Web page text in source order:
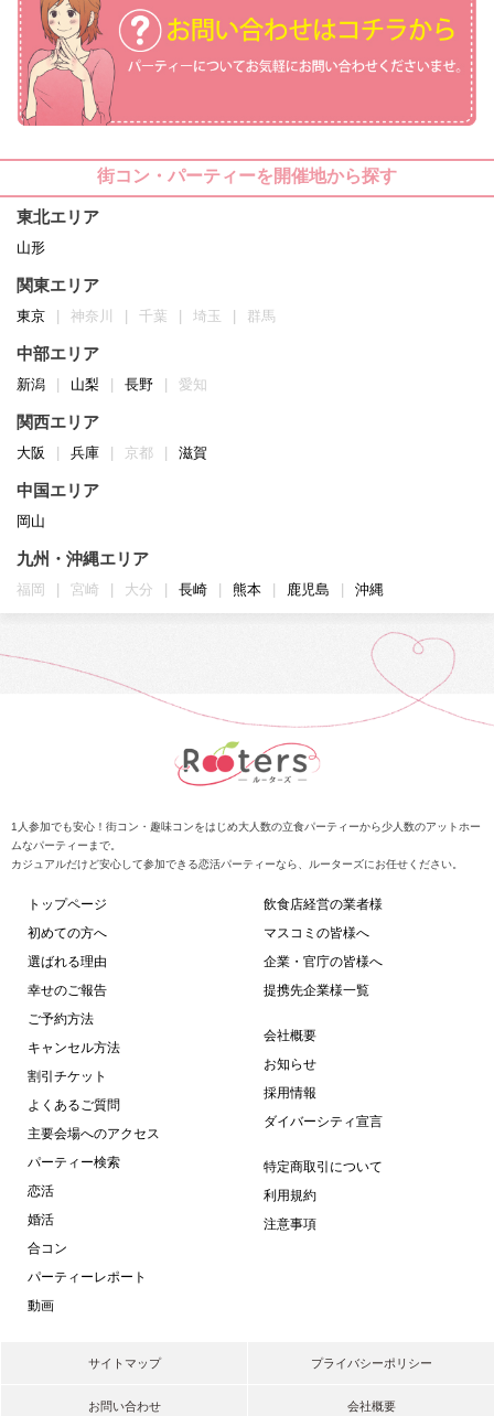
街コン・パーティーを開催地から探す
東北エリア
山形
関東エリア
東京 神奈川 千葉 埼玉 群馬
中部エリア
新潟 山梨 長野 愛知
関西エリア
大阪 兵庫 京都 滋賀
中国エリア
岡山
九州・沖縄エリア
福岡 宮崎 大分 長崎 熊本 鹿児島 沖縄
1人参加でも安心！街コン・趣味コンをはじめ大人数の立食パーティーから少人数のアットホー
ムなパーティーまで。
カジュアルだけど安心して参加できる恋活パーティーなら、ルーターズにお任せください。
トップページ
初めての方へ
選ばれる理由
幸せのご報告
ご予約方法
キャンセル方法
割引チケット
よくあるご質問
主要会場へのアクセス
パーティー検索
恋活
婚活
合コン
パーティーレポート
動画
飲食店経営の業者様
マスコミの皆様へ
企業・官庁の皆様へ
提携先企業様一覧
会社概要
お知らせ
採用情報
ダイバーシティ宣言
特定商取引について
利用規約
注意事項
サイトマップ プライバシーポリシー
お問い合わせ 会社概要